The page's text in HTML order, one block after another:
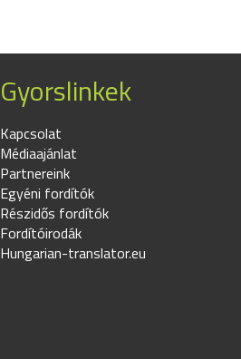
Gyorslinkek
Kapcsolat
Médiaajánlat
Partnereink
Egyéni fordítók
Részidős fordítók
Fordítóirodák
Hungarian-translator.eu